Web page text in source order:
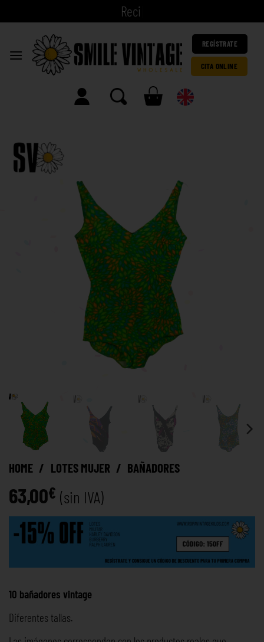
REGÍSTRATE
CITA ONLINE
HOME / LOTES MUJER / BAÑADORES
63,00€ (sin IVA)
10 bañadores vintage
Diferentes tallas.